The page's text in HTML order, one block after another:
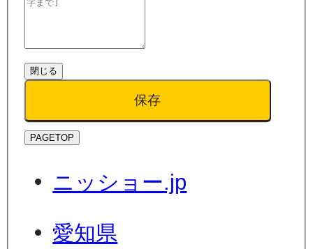
閉じる
保存
PAGETOP
ニッショー.jp
愛知県